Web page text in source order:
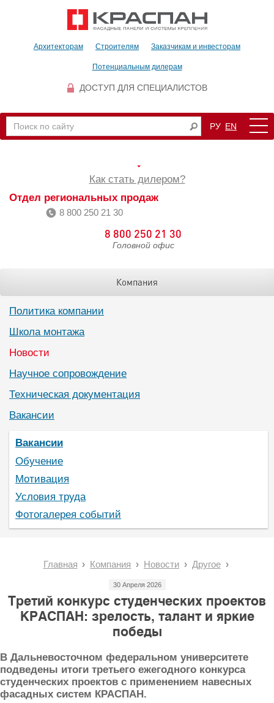
Архитекторам Строителям Заказчикам и инвесторам
Потенциальным дилерам
ДОСТУП ДЛЯ СПЕЦИАЛИСТОВ
РУ EN
Как стать дилером?
Отдел региональных продаж
8 800 250 21 30
8 800 250 21 30
Головной офис
Компания
Политика компании
Школа монтажа
Новости
Научное сопровождение
Техническая документация
Вакансии
Вакансии
Обучение
Мотивация
Условия труда
Фотогалерея событий
Главная Компания Новости Другое
30 Апреля 2026
Третий конкурс студенческих проектов
КРАСПАН: зрелость, талант и яркие
победы
В Дальневосточном федеральном университете
подведены итоги третьего ежегодного конкурса
студенческих проектов с применением навесных
фасадных систем КРАСПАН.